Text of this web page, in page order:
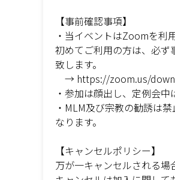
【事前確認事項】
・当イベントはZoomを利
初めてご利用の方は、必
致します。
→ https://zoom.us/
・参加は顔出し、定例会中
・MLM及び宗教の勧誘は
なります。
【キャンセルポリシー】
万が一キャンセルされる場